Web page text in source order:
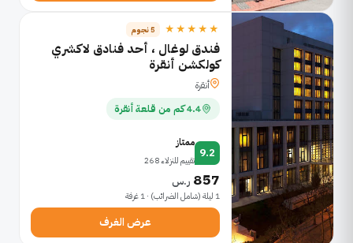
★★★★★ 5 نجوم
فندق لوغال ، أحد فنادق لاكشري
كولكشن أنقرة
أنقرة
4.4 كم من قلعة أنقرة
9.2
ممتاز
تقييم للنزلاء 268
857 ر.س
1 ليلة (شامل الضرائب) · 1 غرفة
عرض الغرف